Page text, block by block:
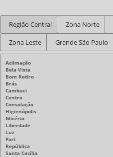
Região Central Zona Norte
Zona Leste
Grande São Paulo
Aclimação
Bela Vista
Bom Retiro
Brás
Cambuci
Centro
Consolação
Higienópolis
Glicério
Liberdade
Luz
Pari
República
Santa Cecília